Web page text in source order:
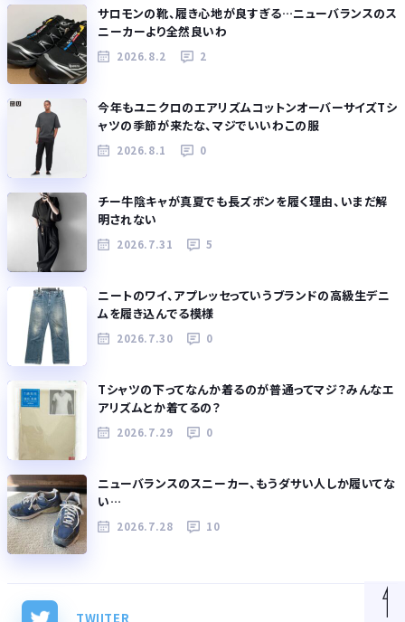
サロモンの靴、履き心地が良すぎる…ニューバランスのス
ニーカーより全然良いわ
2026.8.2 2
今年もユニクロのエアリズムコットンオーバーサイズTシ
ャツの季節が来たな、マジでいいわこの服
2026.8.1 0
チー牛陰キャが真夏でも長ズボンを履く理由、いまだ解
明されない
2026.7.31 5
ニートのワイ、アプレッセっていうブランドの高級生デニ
ムを履き込んでる模様
2026.7.30 0
Tシャツの下ってなんか着るのが普通ってマジ？みんなエ
アリズムとか着てるの？
2026.7.29 0
ニューバランスのスニーカー、もうダサい人しか履いてな
い…
2026.7.28 10
TWIITER